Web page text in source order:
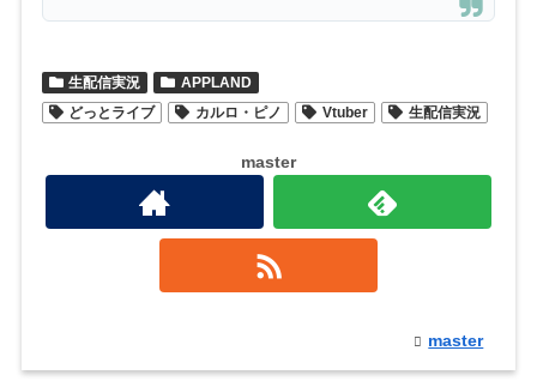
生配信実況
APPLAND
どっとライブ
カルロ・ピノ Vtuber 生配信実況
master
master